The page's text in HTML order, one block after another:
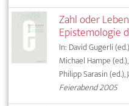
Zahl oder
Epistemologie
In: David Gugerli
Michael Hampe
Philipp Sarasin (ed.),
Feierabend 2005